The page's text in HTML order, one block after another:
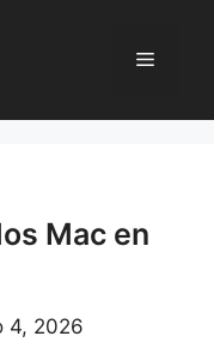
Menú
Mac en
4, 2026